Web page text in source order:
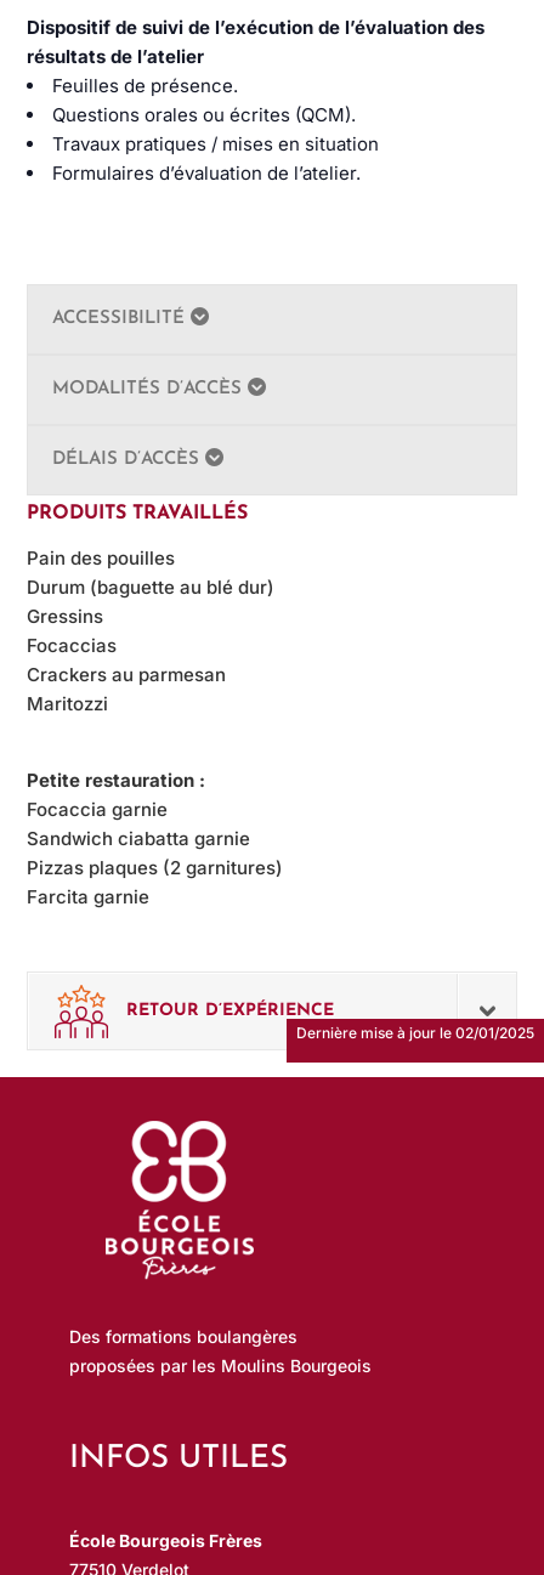
Dispositif de suivi de l’exécution de l’évaluation des
résultats de l’atelier
Feuilles de présence.
Questions orales ou écrites (QCM).
Travaux pratiques / mises en situation
Formulaires d’évaluation de l’atelier.
ACCESSIBILITÉ
MODALITÉS D’ACCÈS
DÉLAIS D’ACCÈS
PRODUITS TRAVAILLÉS
Pain des pouilles
Durum (baguette au blé dur)
Gressins
Focaccias
Crackers au parmesan
Maritozzi
Petite restauration :
Focaccia garnie
Sandwich ciabatta garnie
Pizzas plaques (2 garnitures)
Farcita garnie
RETOUR D’EXPÉRIENCE
Dernière mise à jour le 02/01/2025
Des formations boulangères
proposées par les Moulins Bourgeois
INFOS UTILES
École Bourgeois Frères
77510 Verdelot